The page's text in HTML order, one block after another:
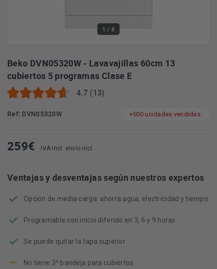
1 / 8
Beko DVN05320W - Lavavajillas 60cm 13
cubiertos 5 programas Clase E
4.7 (13)
Ref: DVN05320W +500 unidades vendidas
259€ IVA incl. envío incl.
Ventajas y desventajas según nuestros expertos
Opción de media carga: ahorra agua, electricidad y tiempo
Programable con inicio diferido en 3, 6 y 9 horas
Se puede quitar la tapa superior
No tiene 3ª bandeja para cubiertos